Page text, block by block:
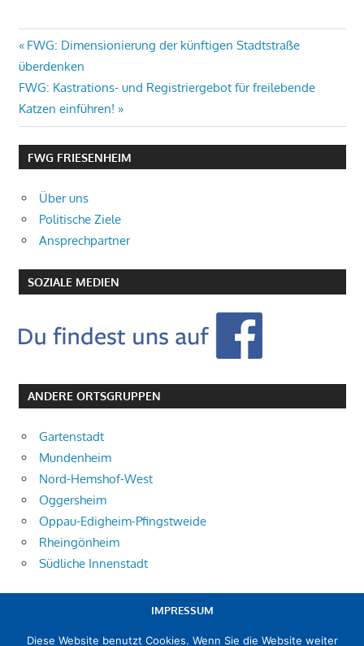
Beitragsnavigation
Vorheriger
Beitrag:
FWG: Dimensionierung der künftigen Stadtstraße
überdenken
Nächster
Beitrag:
FWG: Kastrations- und Registriergebot für freilebende
Katzen einführen!
FWG FRIESENHEIM
Über uns
Politische Ziele
Ansprechpartner
SOZIALE MEDIEN
ANDERE ORTSGRUPPEN
Gartenstadt
Mundenheim
Nord-Hemshof-West
Oggersheim
Oppau-Edigheim-Pfingstweide
Rheingönheim
Südliche Innenstadt
IMPRESSUM
Diese Website benutzt Cookies. Wenn Sie die Website weiter